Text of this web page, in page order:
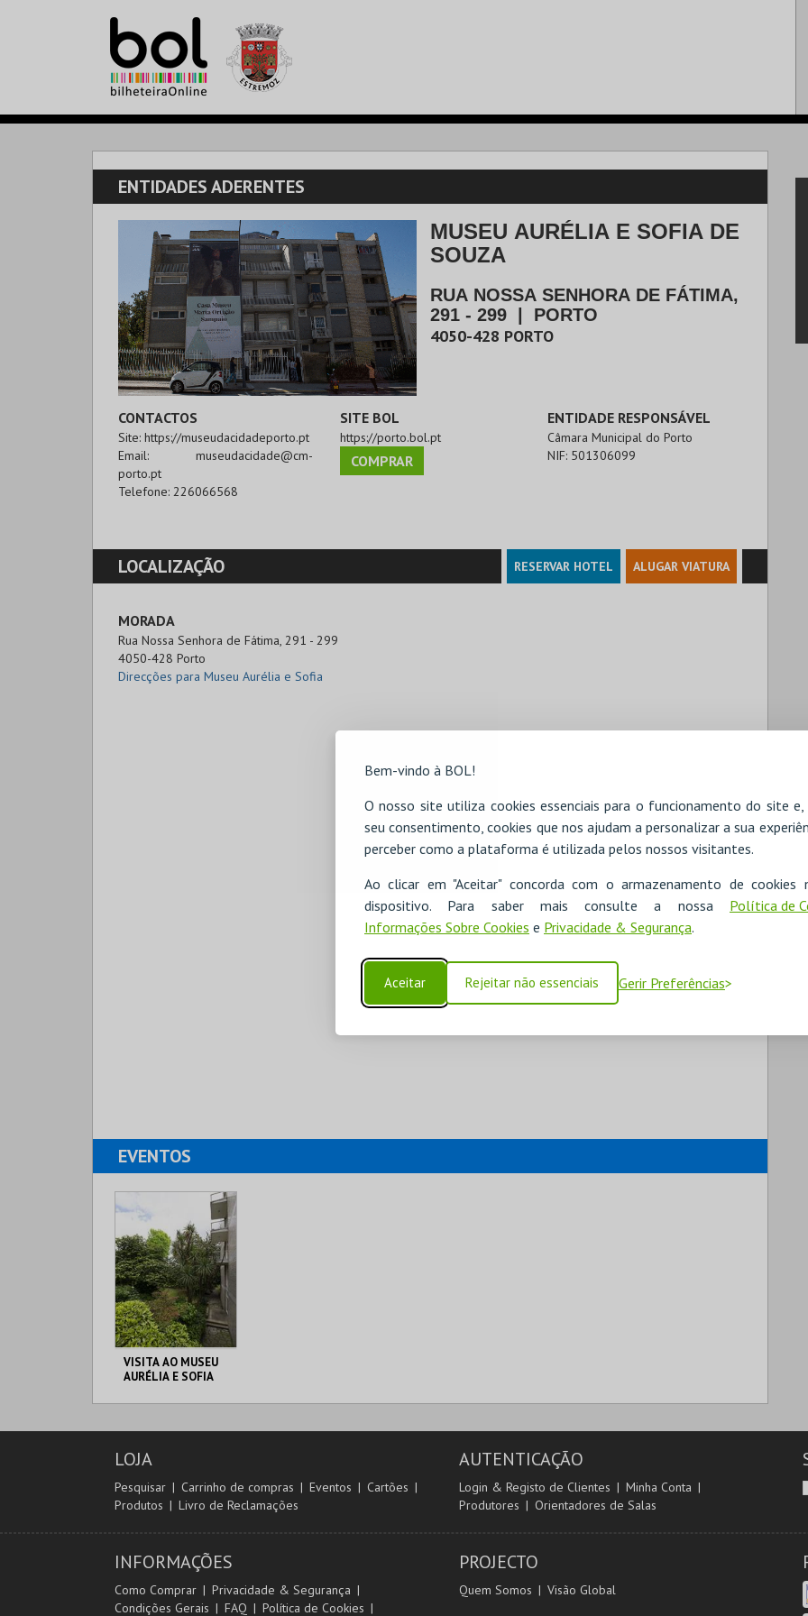
Bem-vindo à BOL!
O nosso site utiliza cookies essenciais para o funcionamento do site
seu consentimento, cookies que nos ajudam a personalizar a sua
perceber como a plataforma é utilizada pelos nossos visitantes.
Ao clicar em "Aceitar" concorda com o armazenamento de cookies
dispositivo. Para saber mais consulte a nossa Política de
Informações Sobre Cookies e Privacidade & Segurança.
Aceitar Rejeitar não essenciais Gerir Preferências
ENTIDADES ADERENTES
MUSEU AURÉLIA E SOFIA DE
SOUZA
RUA NOSSA SENHORA DE FÁTIMA,
291 - 299
PORTO
4050-428 PORTO
CONTACTOS
Site: https://museudacidadeporto.pt
Email: museudacidade@cm-
porto.pt
Telefone: 226066568
SITE BOL
https://porto.bol.pt
COMPRAR
ENTIDADE RESPONSÁVEL
Câmara Municipal do Porto
NIF: 501306099
LOCALIZAÇÃO RESERVAR HOTEL ALUGAR VIATURA
MORADA
Rua Nossa Senhora de Fátima, 291 - 299
4050-428 Porto
Direcções para Museu Aurélia e Sofia
EVENTOS
VISITA AO MUSEU
AURÉLIA E SOFIA
SOFIA
COMPRAR
LOJA
Pesquisar Carrinho de compras Eventos
Cartões
Produtos
Livro de Reclamações
AUTENTICAÇÃO
Login & Registo de Clientes
Minha Conta
Produtores
Orientadores de Salas
INFORMAÇÕES
Como Comprar
Privacidade & Segurança
Condições Gerais
FAQ Política de Cookies
PROJECTO
Quem Somos Visão Global